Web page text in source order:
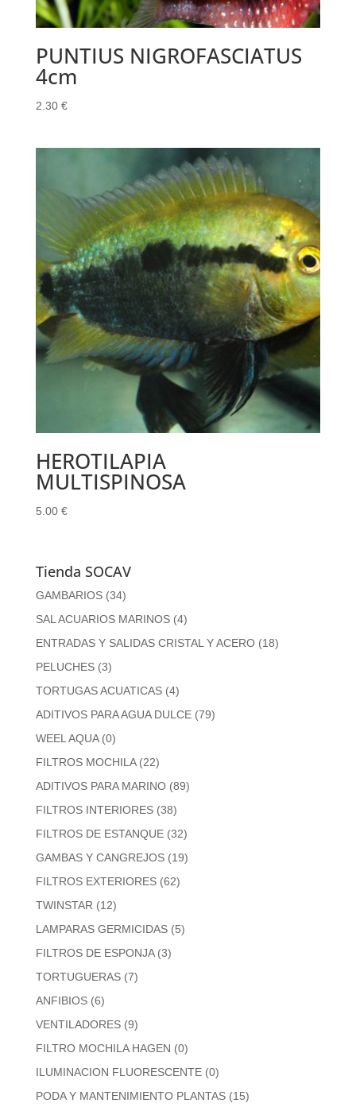
PUNTIUS NIGROFASCIATUS
4cm
2.30 €
HEROTILAPIA
MULTISPINOSA
5.00 €
Tienda SOCAV
GAMBARIOS (34)
SAL ACUARIOS MARINOS (4)
ENTRADAS Y SALIDAS CRISTAL Y ACERO (18)
PELUCHES (3)
TORTUGAS ACUATICAS (4)
ADITIVOS PARA AGUA DULCE (79)
WEEL AQUA (0)
FILTROS MOCHILA (22)
ADITIVOS PARA MARINO (89)
FILTROS INTERIORES (38)
FILTROS DE ESTANQUE (32)
GAMBAS Y CANGREJOS (19)
FILTROS EXTERIORES (62)
TWINSTAR (12)
LAMPARAS GERMICIDAS (5)
FILTROS DE ESPONJA (3)
TORTUGUERAS (7)
ANFIBIOS (6)
VENTILADORES (9)
FILTRO MOCHILA HAGEN (0)
ILUMINACION FLUORESCENTE (0)
PODA Y MANTENIMIENTO PLANTAS (15)